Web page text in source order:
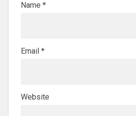
Name *
Email *
Website